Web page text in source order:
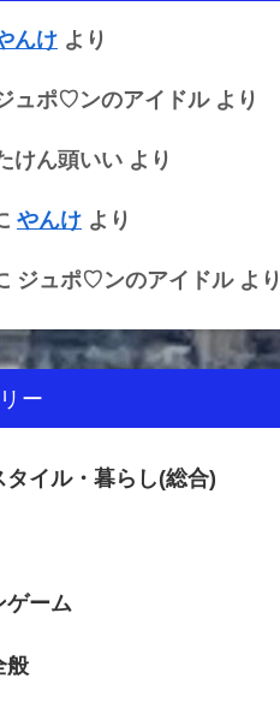
んけ より
ュポ♡ンのアイドルより
けん頭いい より
やんけ より
ジュポ♡ンのアイドルより
ー
タイル・暮らし(総合)
ゲーム
般